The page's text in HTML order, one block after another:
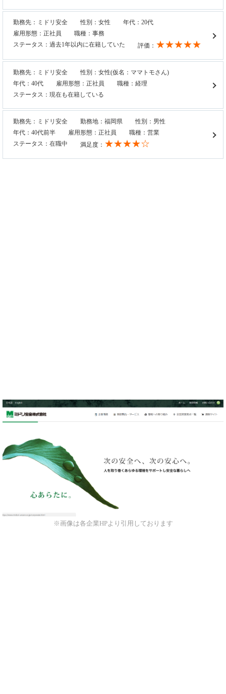
勤務先：ミドリ安全 性別：女性
年代：20代
雇用形態：正社員
職種：事務
ステータス：過去1年以内に在籍していた
評価： ★★★★★
勤務先：ミドリ安全
性別：女性(仮名：ママトモさん)
年代：40代
雇用形態：正社員
職種：経理
ステータス：現在も在籍している
勤務先：ミドリ安全 勤務地：福岡県
性別：男性
年代：40代前半
雇用形態：正社員
職種：営業
ステータス：在職中
満足度： ★★★★☆
※画像は各企業HPより引用しております